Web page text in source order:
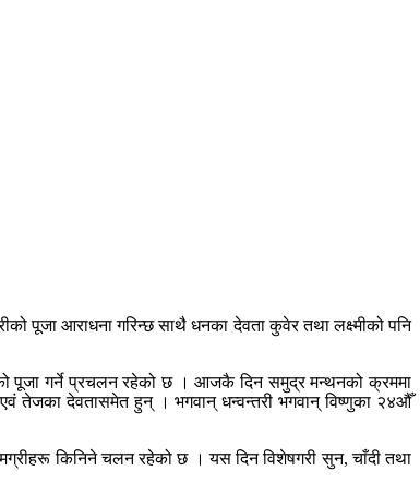
पूजा आराधना गरिन्छ साथै धनका देवता कुवेर तथा लक्ष्मीको पनि
पूजा गर्ने प्रचलन रहेको छ । आजकै दिन समुद्र मन्थनको क्रममा
तेजका देवतासमेत हुन् । भगवान् धन्वन्तरी भगवान् विष्णुका २४औँ
किनिने चलन रहेको छ । यस दिन विशेषगरी सुन, चाँदी तथा